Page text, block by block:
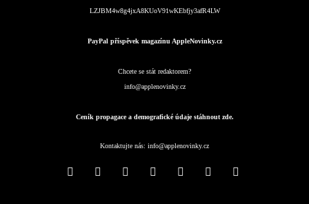
LZJBM4w8g4jxA8KUoV91wKEbfjy3afR4LW
PayPal příspěvek magazínu AppleNovinky.cz
Chcete se stát redaktorem?
info@applenovinky.cz
Ceník propagace a demografické údaje stáhnout zde.
Kontaktujte nás: info@applenovinky.cz